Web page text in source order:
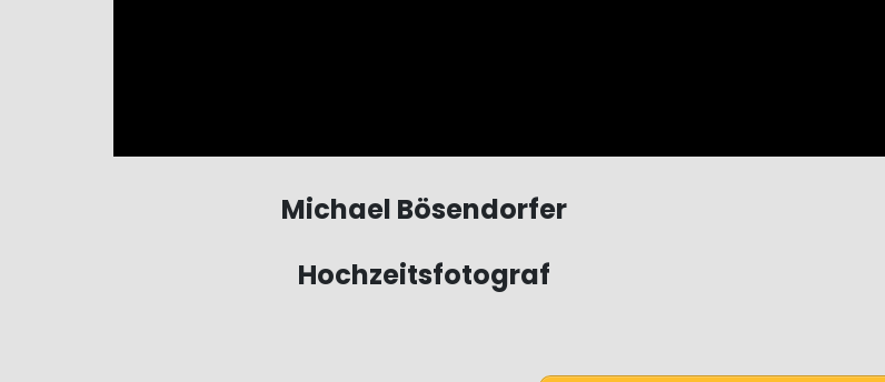
Michael Bösendorfer
Hochzeitsfotograf